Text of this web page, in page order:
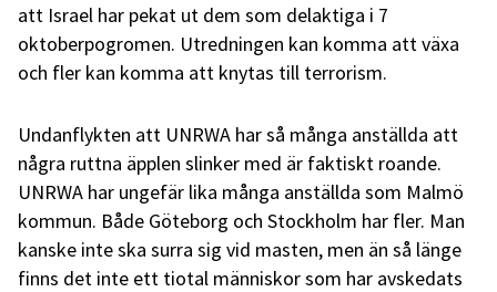
att Israel har pekat ut dem som delaktiga i 7
oktoberpogromen. Utredningen kan komma att växa
och fler kan komma att knytas till terrorism.
Undanflykten att UNRWA har så många anställda att
några ruttna äpplen slinker med är faktiskt roande.
UNRWA har ungefär lika många anställda som Malmö
kommun. Både Göteborg och Stockholm har fler. Man
kanske inte ska surra sig vid masten, men än så länge
finns det inte ett tiotal människor som har avskedats